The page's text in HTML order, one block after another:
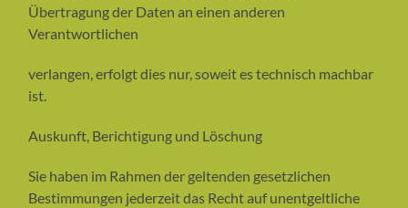
Übertragung der Daten an einen anderen
Verantwortlichen
verlangen, erfolgt dies nur, soweit es technisch machbar
ist.
Auskunft, Berichtigung und Löschung
Sie haben im Rahmen der geltenden gesetzlichen
Bestimmungen jederzeit das Recht auf unentgeltliche